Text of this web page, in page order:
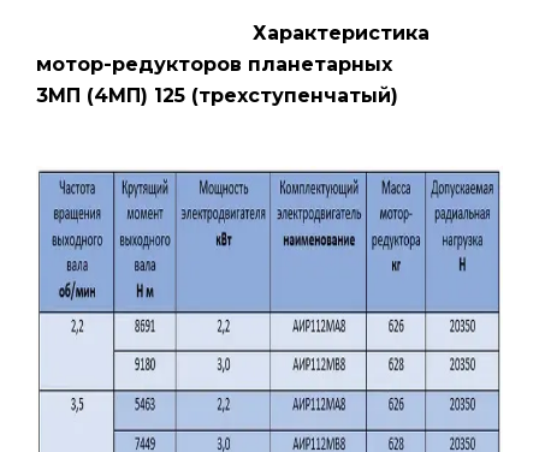
Характеристика
мотор-редукторов планетарных
3МП (4МП) 125 (трехступенчатый)